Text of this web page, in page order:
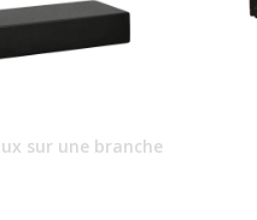
sur une branche